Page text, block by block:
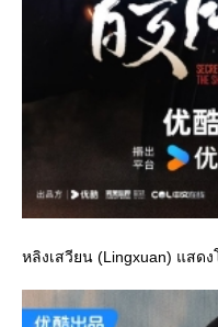
หลิงเสวียน (Lingxuan) แสดง